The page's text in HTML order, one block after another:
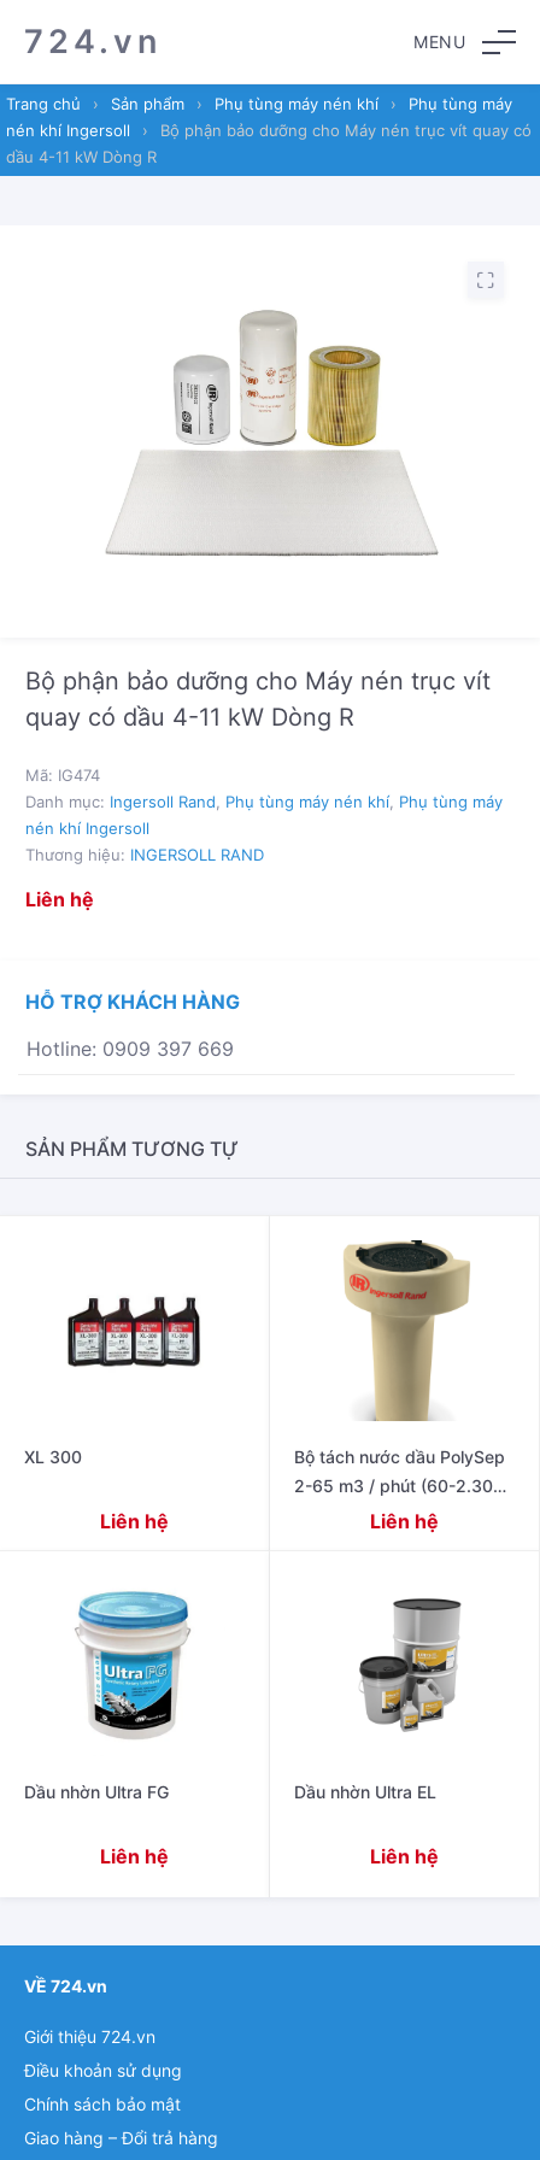
to
navigation
to
content
724.vn MENU
Trang chủ › Sản phẩm › Phụ tùng máy nén khí ›
Phụ tùng máy
nén khí Ingersoll
›
Bộ phận bảo dưỡng cho Máy nén trục vít quay có
dầu 4-11 kW Dòng R
Bộ phận bảo dưỡng cho Máy nén trục vít
quay có dầu 4-11 kW Dòng R
Liên hệ
Mã: IG474
Danh mục: Ingersoll Rand Phụ tùng máy nén khí Phụ tùng máy
nén khí Ingersoll
Thương hiệu: INGERSOLL RAND
HỖ TRỢ KHÁCH HÀNG
Hotline: 0909 397 669
SẢN PHẨM TƯƠNG TỰ
XL 300
Liên hệ
Bộ tách nước dầu PolySep
2-65 m3 / phút (60-2.300
Liên hệ
Dầu nhờn Ultra FG
Liên hệ
Dầu nhờn Ultra EL
Liên hệ
VỀ 724.vn
Giới thiệu 724.vn
Điều khoản sử dụng
Chính sách bảo mật
Giao hàng – Đổi trả hàng